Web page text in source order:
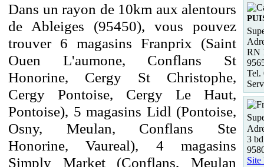
Dans un rayon de 10km aux alentours
de Ableiges (95450), vous pouvez
trouver 6 magasins Franprix (Saint
Ouen L'aumone, Conflans St
Honorine, Cergy St Christophe,
Cergy Pontoise, Cergy Le Haut,
Pontoise), 5 magasins Lidl (Pontoise,
Osny, Meulan, Conflans Ste
Honorine, Vaureal), 4 magasins
Simply Market (Conflans, Meulan
RN
Tel.
3
Site